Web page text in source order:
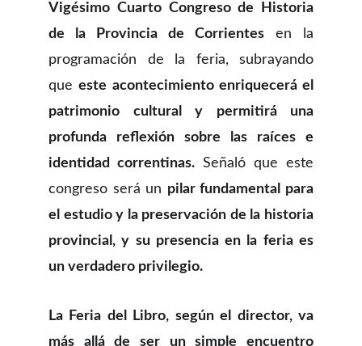
Vigésimo Cuarto Congreso de Historia
de la Provincia de Corrientes en la
programación de la feria, subrayando
queeste acontecimiento enriquecerá el
patrimonio cultural y permitirá una
profunda reflexión sobre las raíces e
identidad correntinas. Señaló que este
congreso será un pilar fundamental para
el estudio y la preservación de la historia
provincial, y su presencia en la feria es
un verdadero privilegio.
La Feria del Libro, según el director, va
más allá de ser un simple encuentro